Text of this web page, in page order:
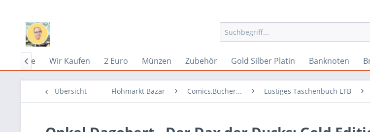
Home Wir Kaufen 2 Euro Münzen Zubehör Gold Silber Platin Banknoten

Übersicht Flohmarkt Bazar Comics,Bücher... Lustiges Taschenbuch LTB